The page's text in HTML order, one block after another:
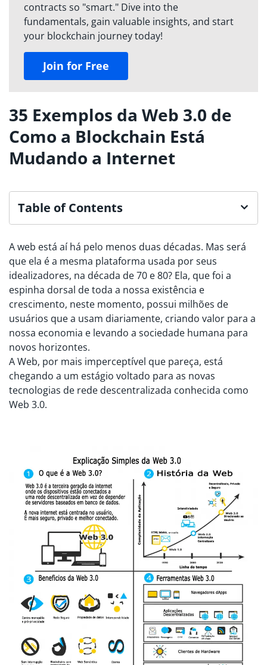
contracts so "smart." Dive into the
fundamentals, gain valuable insights, and start
your blockchain journey today!
Join for Free
35 Exemplos da Web 3.0 de
Como a Blockchain Está
Mudando a Internet
Table of Contents
A web está aí há pelo menos duas décadas. Mas será
que ela é a mesma plataforma usada por seus
idealizadores, na década de 70 e 80? Ela, que foi a
espinha dorsal de toda a nossa existência e
crescimento, neste momento, possui milhões de
usuários que a usam diariamente, criando valor para a
nossa economia e levando a sociedade humana para
novos horizontes.
A Web, por mais imperceptível que pareça, está
chegando a um estágio voltado para as novas
tecnologias de rede descentralizada conhecida como
Web 3.0.